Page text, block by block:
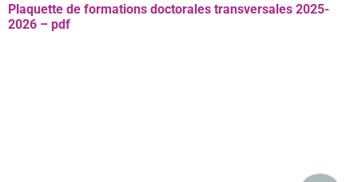
Plaquette de formations doctorales transversales 2025-
2026 – pdf